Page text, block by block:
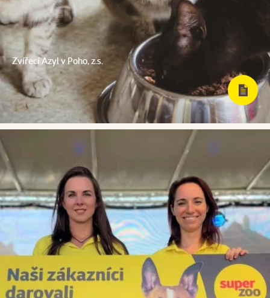
Zvířecí Azyl v Poho, z.s.